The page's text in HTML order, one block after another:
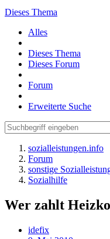
Dieses Thema
Alles
Dieses Thema
Dieses Forum
Forum
Erweiterte Suche
sozialleistungen.info
Forum
sonstige
Sozialhilfe
Wer zahlt
idefix